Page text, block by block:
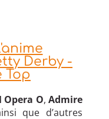
Derby -
Top
Opera O,Admire
que d’autres